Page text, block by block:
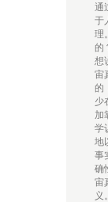
通
于
理
的
想
宙
的
少
加
学
地
事
确
宙
义。